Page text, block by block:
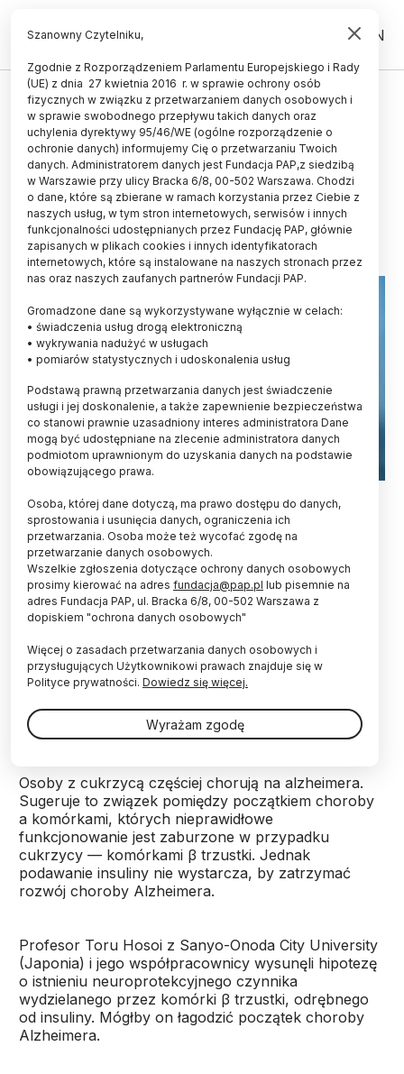
PL EN
ŚWIAT
Komórki trzustki wydzielają
czynnik chroniący przed
alzheimerem
01.02.2025
aktualizacja: 01.02.2025
1 minuta czytania
Komórki trzustki mogą wytwarzać białko
potencjalnie chroniące mózg przed chorobą
Alzheimera - informuje pismo „PNAS Nexus”.
Choroba Alzheimera jest chorobą zwyrodnieniową
pamięci oraz zachowania, z czasem całkowicie
uniemożliwiające prawidłowe funkcjonowanie
chorego w codziennym życiu. W mózgach osób z
chorobą Alzheimera gromadzi się i tworzy splątane
blaszki peptyd znany jako beta-amyloid.
Osoby z cukrzycą częściej chorują na alzheimera.
Sugeruje to związek pomiędzy początkiem choroby
a komórkami, których nieprawidłowe
funkcjonowanie jest zaburzone w przypadku
cukrzycy — komórkami β trzustki. Jednak
podawanie insuliny nie wystarcza, by zatrzymać
rozwój choroby Alzheimera.
Profesor Toru Hosoi z Sanyo-Onoda City University
(Japonia) i jego współpracownicy wysunęli hipotezę
o istnieniu neuroprotekcyjnego czynnika
wydzielanego przez komórki β trzustki, odrębnego
od insuliny. Mógłby on łagodzić początek choroby
Alzheimera.
Szanowny Czytelniku,
Zgodnie z Rozporządzeniem Parlamentu Europejskiego i Rady
(UE) z dnia 27 kwietnia 2016 r. w sprawie ochrony osób
fizycznych w związku z przetwarzaniem danych osobowych i
w sprawie swobodnego przepływu takich danych oraz
uchylenia dyrektywy 95/46/WE (ogólne rozporządzenie o
ochronie danych) informujemy Cię o przetwarzaniu Twoich
danych. Administratorem danych jest Fundacja PAP,z siedzibą
w Warszawie przy ulicy Bracka 6/8, 00-502 Warszawa. Chodzi
o dane, które są zbierane w ramach korzystania przez Ciebie z
naszych usług, w tym stron internetowych, serwisów i innych
funkcjonalności udostępnianych przez Fundację PAP, głównie
zapisanych w plikach cookies i innych identyfikatorach
internetowych, które są instalowane na naszych stronach przez
nas oraz naszych zaufanych partnerów Fundacji PAP.
Gromadzone dane są wykorzystywane wyłącznie w celach:
• świadczenia usług drogą elektroniczną
• wykrywania nadużyć w usługach
• pomiarów statystycznych i udoskonalenia usług
Podstawą prawną przetwarzania danych jest świadczenie
usługi i jej doskonalenie, a także zapewnienie bezpieczeństwa
co stanowi prawnie uzasadniony interes administratora Dane
mogą być udostępniane na zlecenie administratora danych
podmiotom uprawnionym do uzyskania danych na podstawie
obowiązującego prawa.
Osoba, której dane dotyczą, ma prawo dostępu do danych,
sprostowania i usunięcia danych, ograniczenia ich
przetwarzania. Osoba może też wycofać zgodę na
przetwarzanie danych osobowych.
Wszelkie zgłoszenia dotyczące ochrony danych osobowych
prosimy kierować na adres fundacja@pap.pl lub pisemnie na
adres Fundacja PAP, ul. Bracka 6/8, 00-502 Warszawa z
dopiskiem "ochrona danych osobowych"
Więcej o zasadach przetwarzania danych osobowych i
przysługujących Użytkownikowi prawach znajduje się w
Polityce prywatności. Dowiedz się więcej.
Wyrażam zgodę